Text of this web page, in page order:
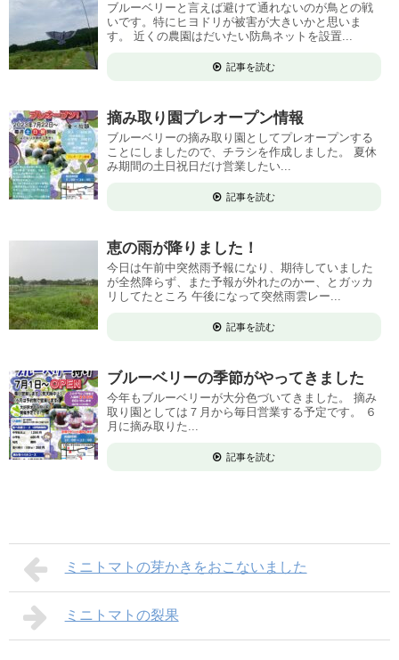
ブルーベリーと言えば避けて通れないのが鳥との戦
いです。特にヒヨドリが被害が大きいかと思いま
す。 近くの農園はだいたい防鳥ネットを設置...
記事を読む
摘み取り園プレオープン情報
ブルーベリーの摘み取り園としてプレオープンする
ことにしましたので、チラシを作成しました。 夏休
み期間の土日祝日だけ営業したい...
記事を読む
恵の雨が降りました！
今日は午前中突然雨予報になり、期待していました
が全然降らず、また予報が外れたのかー、とガッカ
リしてたところ 午後になって突然雨雲レー...
記事を読む
ブルーベリーの季節がやってきました
今年もブルーベリーが大分色づいてきました。 摘み
取り園としては７月から毎日営業する予定です。 ６
月に摘み取りた...
記事を読む
ミニトマトの芽かきをおこないました
ミニトマトの裂果